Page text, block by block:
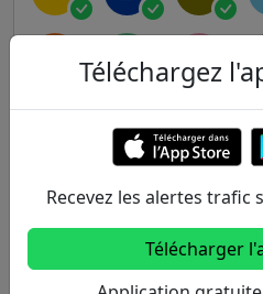
6
9 10 11
Téléchargez
Recevez les alertes
Télécharger